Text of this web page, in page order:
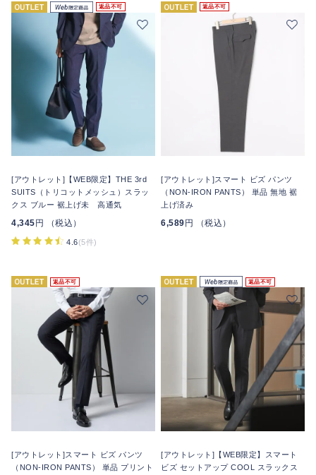
返品不可
[アウトレット]【WEB限定】THE 3rd
SUITS（トリコットメッシュ）スラッ
クス ブルー 裾上げ未 高通気
4,345 円 （税込）
4.6(5件)
返品不可
[アウトレット]スマート ビズ パンツ
（NON-IRON PANTS） 単品 無地 裾
上げ済み
6,589 円 （税込）
返品不可
[アウトレット]スマート ビズ パンツ
（NON-IRON PANTS） 単品 プリント
返品不可
[アウトレット]【WEB限定】スマート
ビズ セットアップ COOL スラックス